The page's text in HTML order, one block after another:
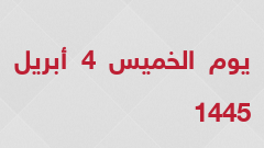
1445